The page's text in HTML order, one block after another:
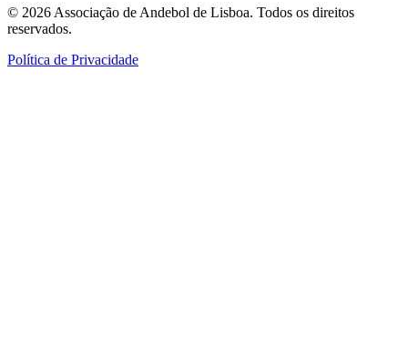
© 2026 Associação de Andebol de Lisboa. Todos os direitos
reservados.
Política de Privacidade